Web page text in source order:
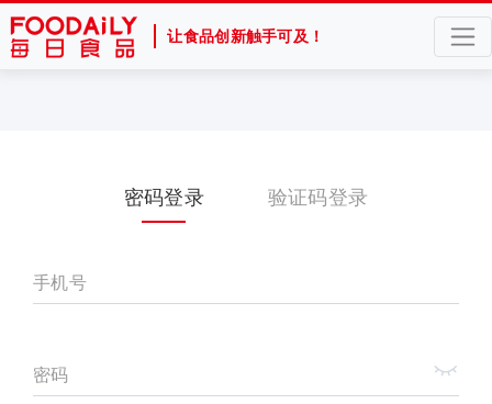
让食品创新触手可及！
密码登录 验证码登录
手机号
密码